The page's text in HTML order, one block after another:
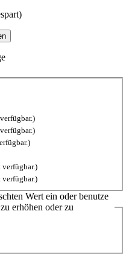
Wert ein oder benutze
erhöhen oder zu